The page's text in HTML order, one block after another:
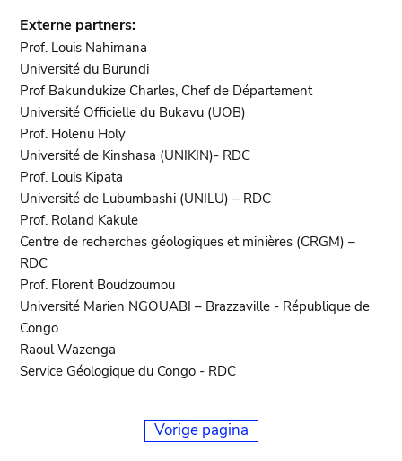
Externe partners:
Prof. Louis Nahimana
Université du Burundi
Prof Bakundukize Charles, Chef de Département
Université Officielle du Bukavu (UOB)
Prof. Holenu Holy
Université de Kinshasa (UNIKIN)- RDC
Prof. Louis Kipata
Université de Lubumbashi (UNILU) – RDC
Prof. Roland Kakule
Centre de recherches géologiques et minières (CRGM) –
RDC
Prof. Florent Boudzoumou
Université Marien NGOUABI – Brazzaville - République de
Congo
Raoul Wazenga
Service Géologique du Congo - RDC
Vorige pagina